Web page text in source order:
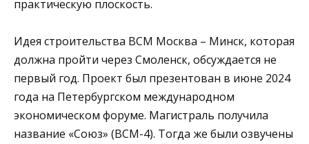
практическую плоскость.
Идея строительства ВСМ Москва – Минск, которая
должна пройти через Смоленск, обсуждается не
первый год. Проект был презентован в июне 2024
года на Петербургском международном
экономическом форуме. Магистраль получила
название «Союз» (ВСМ-4). Тогда же были озвучены